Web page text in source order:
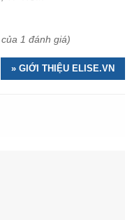
1 đánh giá)
» GIỚI THIỆU ELISE.VN